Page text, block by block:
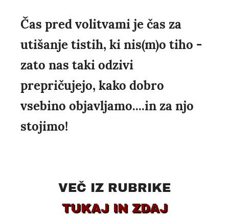
Čas pred volitvami je čas za
utišanje tistih, ki nis(m)o tiho -
zato nas taki odzivi
prepričujejo, kako dobro
vsebino objavljamo....in za njo
stojimo!
VEČ IZ RUBRIKE
TUKAJ IN ZDAJ